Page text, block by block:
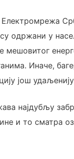
одржани у
мешовитог
Иначе,
још
најдубљу
и то сматра